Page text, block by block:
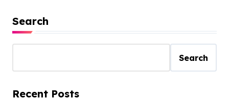
Search
Search
Recent Posts